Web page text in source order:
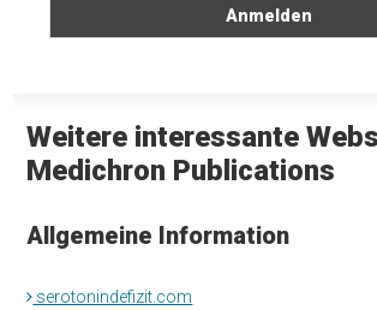
Weitere interessante
Medichron Publications
Allgemeine Information
serotonindefizit.com